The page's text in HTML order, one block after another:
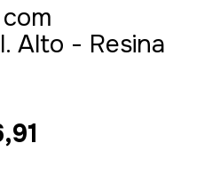
Alto - Resina